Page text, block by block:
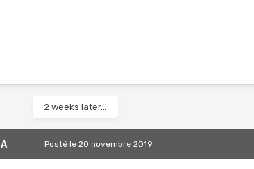
2 weeks later...
Postéle 20 novembre 2019